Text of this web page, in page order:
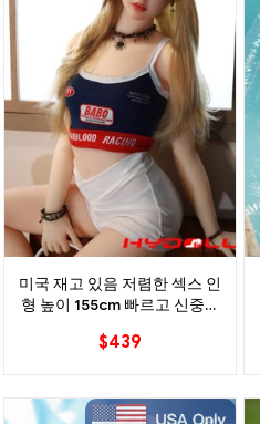
미국 재고 있음 저렴한 섹스 인
형 높이 155cm 빠르고 신중한
$439